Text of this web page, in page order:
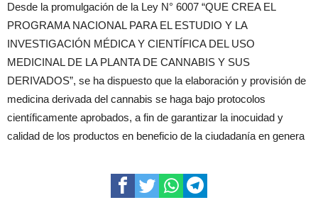
Desde la promulgación de la Ley N° 6007 “QUE CREA EL
PROGRAMA NACIONAL PARA EL ESTUDIO Y LA
INVESTIGACIÓN MÉDICA Y CIENTÍFICA DEL USO
MEDICINAL DE LA PLANTA DE CANNABIS Y SUS
DERIVADOS”, se ha dispuesto que la elaboración y provisión de
medicina derivada del cannabis se haga bajo protocolos
científicamente aprobados, a fin de garantizar la inocuidad y
calidad de los productos en beneficio de la ciudadanía en genera